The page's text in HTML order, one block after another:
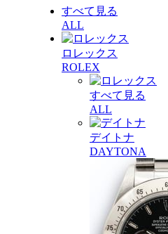
すべて見る
ALL
ロレックス
ROLEX
すべて見る
ALL
デイトナ
DAYTONA